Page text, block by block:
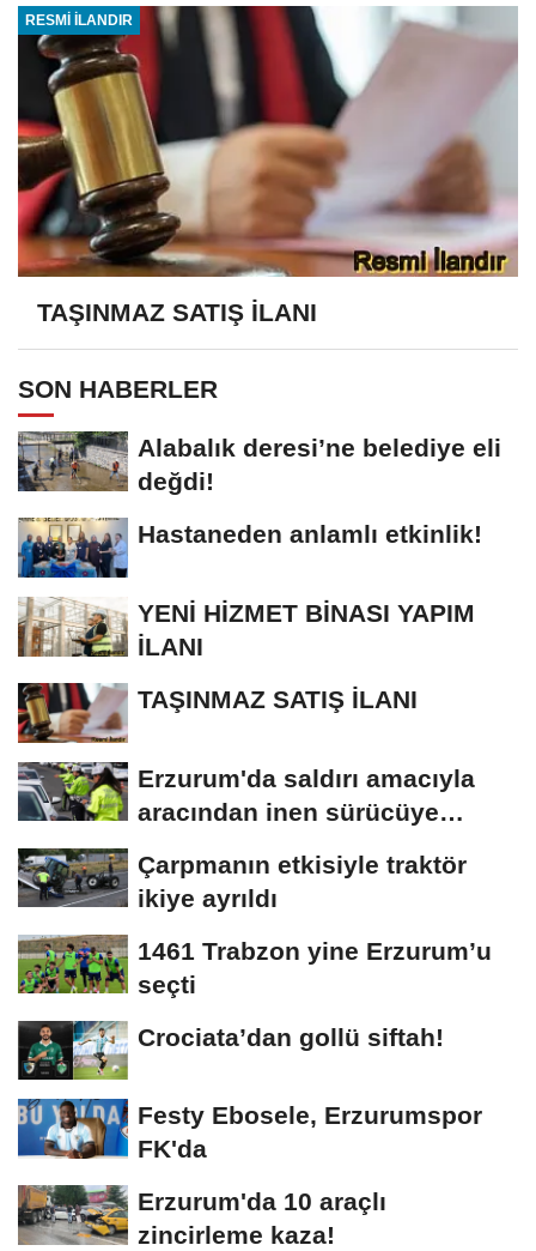
RESMİ İLANDIR
TAŞINMAZ SATIŞ İLANI
SON HABERLER
Alabalık deresi’ne belediye eli
değdi!
Hastaneden anlamlı etkinlik!
YENİ HİZMET BİNASI YAPIM
İLANI
TAŞINMAZ SATIŞ İLANI
Erzurum'da saldırı amacıyla
aracından inen sürücüye
Çarpmanın etkisiyle traktör
ikiye ayrıldı
1461 Trabzon yine Erzurum’u
seçti
Crociata’dan gollü siftah!
Festy Ebosele, Erzurumspor
FK'da
Erzurum'da 10 araçlı
zincirleme kaza!